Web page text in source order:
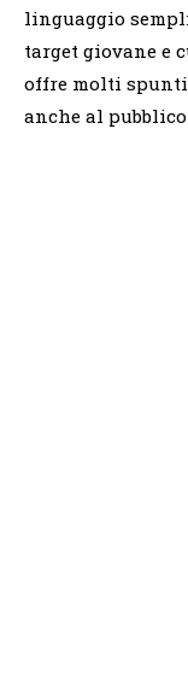
linguaggio
target giovane e
offre molti
anche al